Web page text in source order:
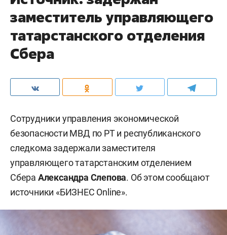
заместитель управляющего
татарстанского отделения
Сбера
Сотрудники управления экономической
безопасности МВД по РТ и республиканского
следкома задержали заместителя
управляющего татарстанским отделением
Сбера Александра Слепова. Об этом сообщают
источники «БИЗНЕС Online».